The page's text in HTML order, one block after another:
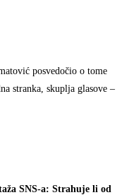
posvedočio o tome
stranka, skuplja glasove –
SNS-a: Strahuje li od